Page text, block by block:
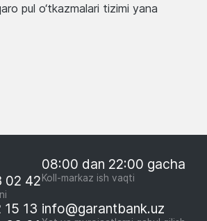
pul o‘tkazmalari tizimi yana
02 42
08:00 dan 22:00 gacha
Koll-markaz ish vaqti
13 info@garantbank.uz